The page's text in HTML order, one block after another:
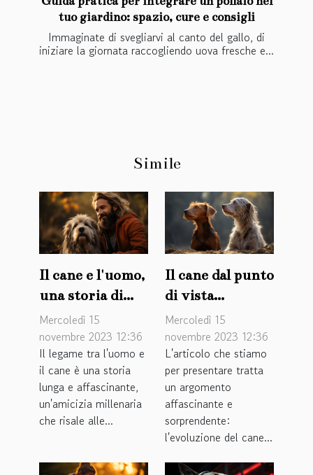
tuo giardino: spazio, cure e consigli
Immaginate di svegliarvi al canto del gallo, di
iniziare la giornata raccogliendo uova fresche e...
Simile
Il cane e l'uomo,
una storia di
amicizia
millenaria
Mercoledì 15
novembre 2023 12:36
Il legame tra l'uomo e
il cane è una storia
lunga e affascinante,
un'amicizia millenaria
che risale alle...
Il cane dal punto
di vista
evolutivo: un
viaggio
sorprendente
Mercoledì 15
novembre 2023 12:36
L'articolo che stiamo
per presentare tratta
un argomento
affascinante e
sorprendente:
l'evoluzione del cane...